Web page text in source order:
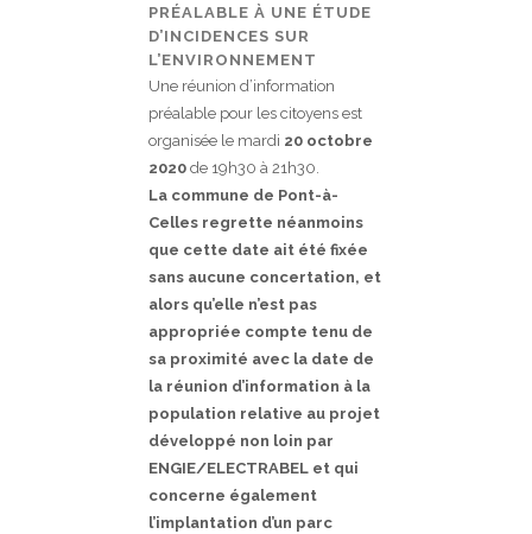
PRÉALABLE À UNE ÉTUDE
D’INCIDENCES SUR
L’ENVIRONNEMENT
Une réunion d’information
préalable pour les citoyens est
organisée le mardi 20 octobre
2020 de 19h30 à 21h30.
La commune de Pont-à-
Celles regrette néanmoins
que cette date ait été fixée
sans aucune concertation, et
alors qu’elle n’est pas
appropriée compte tenu de
sa proximité avec la date de
la réunion d’information à la
population relative au projet
développé non loin par
ENGIE/ELECTRABEL et qui
concerne également
l’implantation d’un parc